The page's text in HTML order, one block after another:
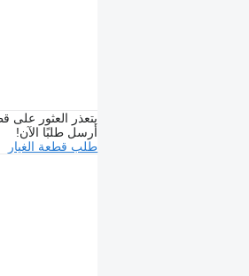
يتعذر العثور على
أرسل طلبًا الآن!
طلب قطعة الغيار